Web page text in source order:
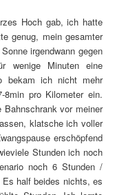
Hoch gab, ich hatte
genug, mein gesamter
irgendwann gegen
wenige Minuten eine
bekam ich nicht mehr
pro Kilometer ein.
vor meiner
klatsche ich voller
erschöpfend
Stunden ich noch
noch 6 Stunden /
half beides nichts, es